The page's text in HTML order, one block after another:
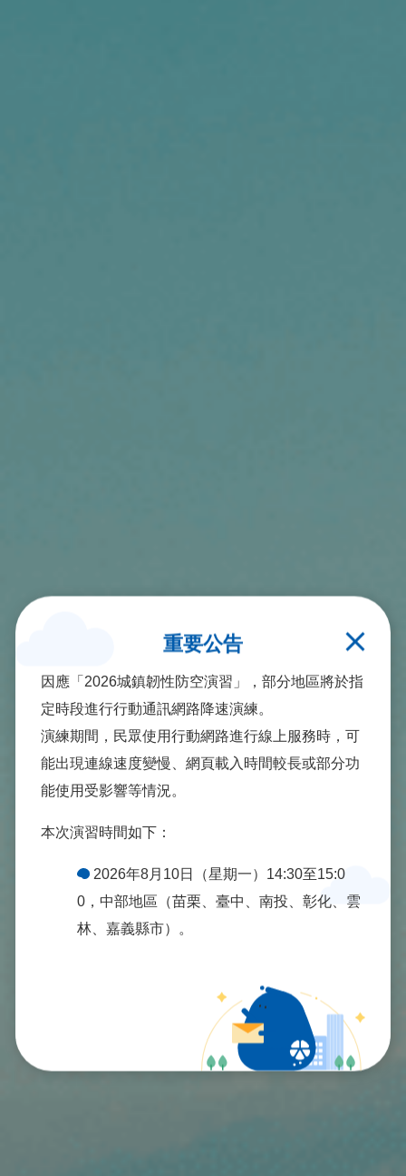
重要公告
因應「2026城鎮韌性防空演習」，部分地區將於指
定時段進行行動通訊網路降速演練。
演練期間，民眾使用行動網路進行線上服務時，可
能出現連線速度變慢、網頁載入時間較長或部分功
能使用受影響等情況。
本次演習時間如下：
2026年8月10日（星期一）14:30至15:0
0，中部地區（苗栗、臺中、南投、彰化、雲
林、嘉義縣市）。
0，北部地區（臺北、新北、桃園、新竹縣
為避免影響您的權益，建議您：
元大人壽 從心服務